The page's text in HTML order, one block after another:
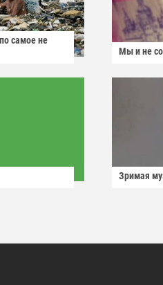
самое не
Мы и не
Зримая